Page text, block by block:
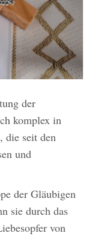
der
komplex in
die seit den
und
der Gläubigen
sie durch das
von